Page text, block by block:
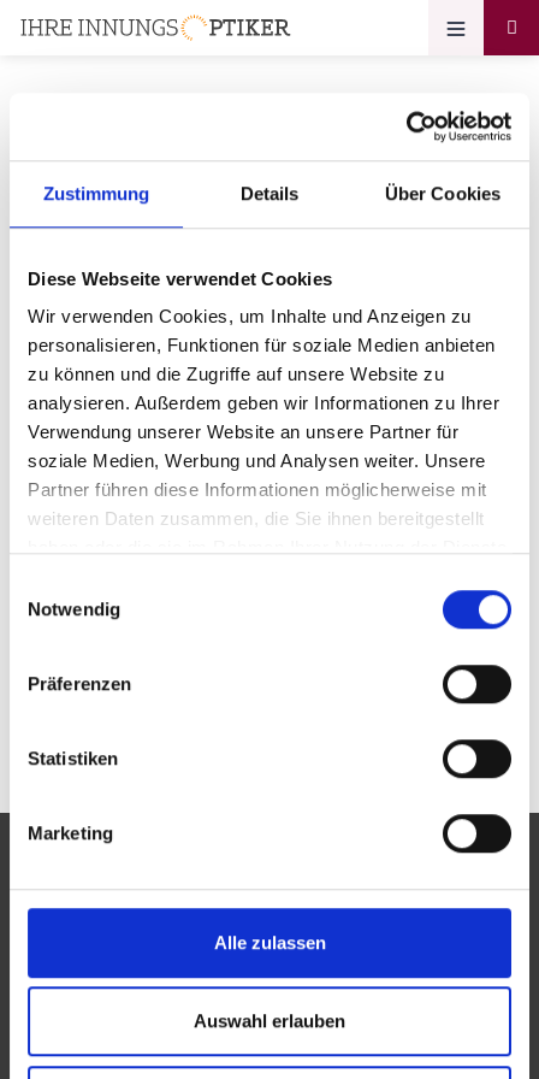
Zustimmung Details Über Cookies
Diese Webseite verwendet Cookies
Wir verwenden Cookies, um Inhalte und Anzeigen zu
personalisieren, Funktionen für soziale Medien anbieten
zu können und die Zugriffe auf unsere Website zu
analysieren. Außerdem geben wir Informationen zu Ihrer
Verwendung unserer Website an unsere Partner für
soziale Medien, Werbung und Analysen weiter. Unsere
Partner führen diese Informationen möglicherweise mit
weiteren Daten zusammen, die Sie ihnen bereitgestellt
Notwendig
Präferenzen
Statistiken
Marketing
Alle zulassen
Auswahl erlauben
Ihr Zugang zum
Optikerprofil
Optik Schallmayer Inh. Ilka
Steibert
Bitte geben Sie Ihr Passwort ein:
Sie sind nicht Optik Schallmayer Inh. Ilka Steibert?
Zur allgemeinen Suche.
Eine Aktion des Zentralverbandes der Augenoptiker und
Optometristen (ZVA)
Der ZVA ist ein Bundesinnungsverband, seine Mitglieder
sind die Landesinnungsverbände und Landesinnungen